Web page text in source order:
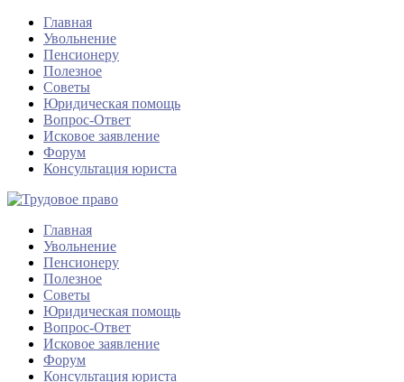
Главная
Увольнение
Пенсионеру
Полезное
Советы
Юридическая помощь
Вопрос-Ответ
Исковое заявление
Форум
Консультация юриста
Главная
Увольнение
Пенсионеру
Полезное
Советы
Юридическая помощь
Вопрос-Ответ
Исковое заявление
Форум
Консультация юриста